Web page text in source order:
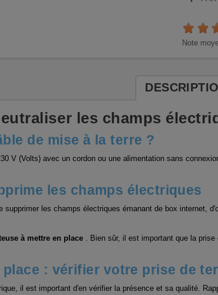
Note
les champs
de mise à la terre ?
V (Volts) avec un cordon ou une alimentation sans
les champs électriques
supprimer les champs électriques émanant de box
à mettre en place . Bien sûr, il est important que la
: vérifier votre prise de
il est important d'en vérifier la présence et sa qualité.